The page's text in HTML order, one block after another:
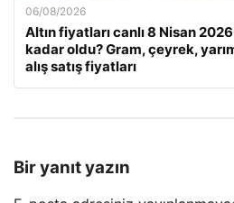
06/08/2026
Altın fiyatları canlı 8 Nisan
kadar oldu? Gram, çeyrek,
alış satış fiyatları
Bir yanıt yazın